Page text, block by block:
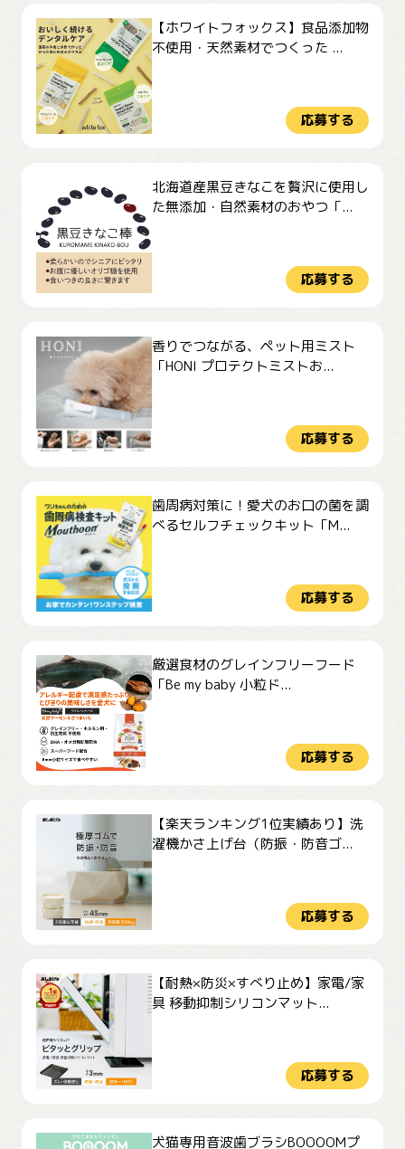
【ホワイトフォックス】食品添加物
不使用・天然素材でつくった ...
応募する
北海道産黒豆きなこを贅沢に使用し
た無添加・自然素材のおやつ「...
応募する
香りでつながる、ペット用ミスト
「HONI プロテクトミストお...
応募する
歯周病対策に！愛犬のお口の菌を調
べるセルフチェックキット「M...
応募する
厳選食材のグレインフリーフード
「Be my baby 小粒ド...
応募する
【楽天ランキング1位実績あり】洗
濯機かさ上げ台（防振・防音ゴ...
応募する
【耐熱×防災×すべり止め】家電/家
具 移動抑制シリコンマット...
応募する
犬猫専用音波歯ブラシBOOOOMプ